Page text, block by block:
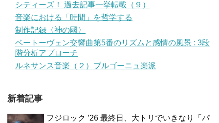
シティーズ！ 過去記事一挙転載（９）
音楽における「時間」を哲学する
制作記録〈神の國〉
ベートーヴェン交響曲第5番のリズムと感情の風景 : 3段
階分析アプローチ
ルネサンス音楽（２）ブルゴーニュ楽派
新着記事
フジロック ’26 最終日、大トリでいきなり「パ